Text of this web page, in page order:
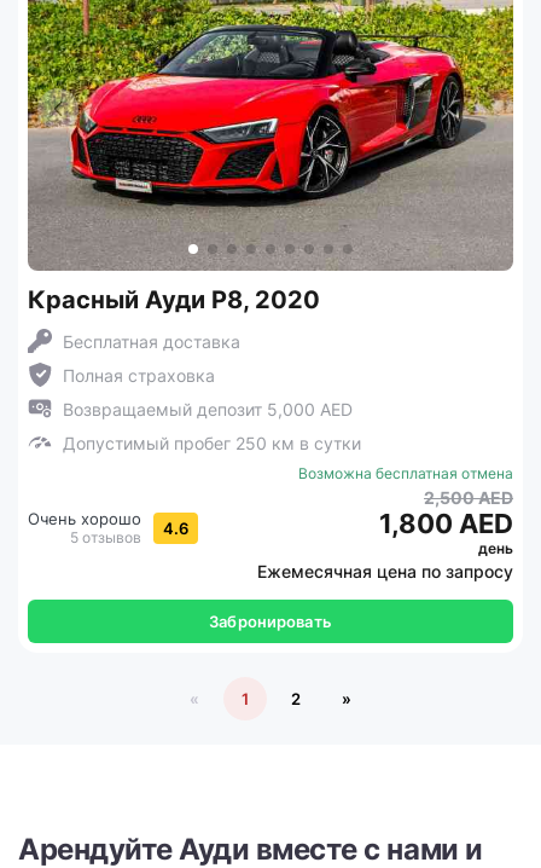
Красный Ауди Р8, 2020
Бесплатная доставка
Полная страховка
Возвращаемый депозит 5,000 AED
Допустимый пробег 250 км в сутки
Очень хорошо
5 отзывов 4.6
Возможна бесплатная отмена
2,500 AED
1,800 AED
день
Ежемесячная цена по запросу
Забронировать
« 1 2 »
Арендуйте Ауди вместе с нами и